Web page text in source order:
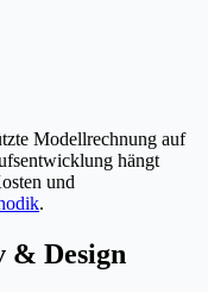
Modellrechnung auf
hängt
und
.
& Design